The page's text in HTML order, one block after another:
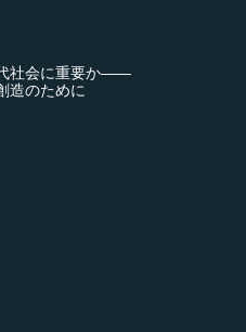
社会に重要か――
造のために